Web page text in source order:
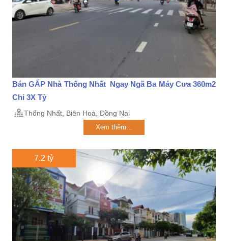
Bán GẤP Nhà Thống Nhất Ngay Ngã Ba Máy Cưa 360m2
Chỉ 3X Tỷ
Thống Nhất, Biên Hoà, Đồng Nai
Xem thêm...
7.2 tỷ